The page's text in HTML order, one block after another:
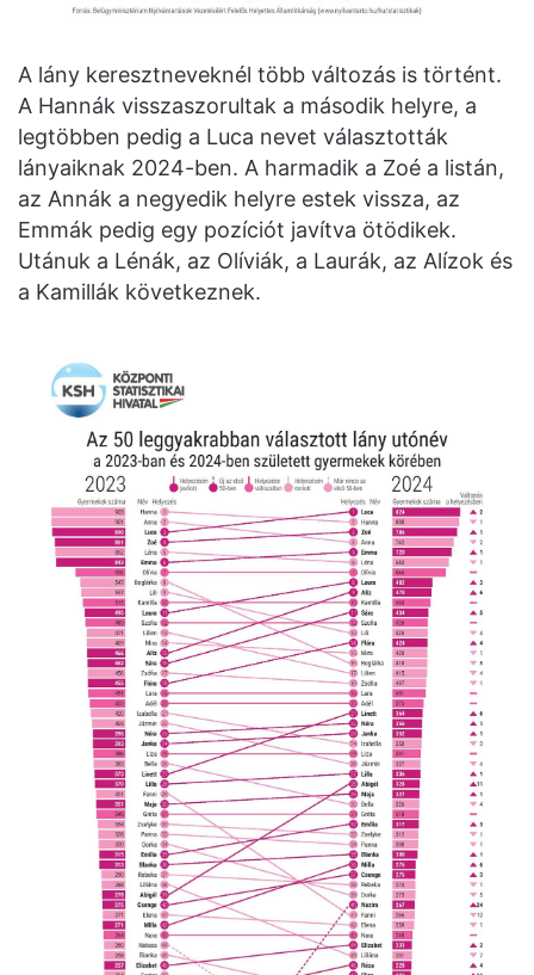
A lány keresztneveknél több változás is történt.
A Hannák visszaszorultak a második helyre, a
legtöbben pedig a Luca nevet választották
lányaiknak 2024-ben. A harmadik a Zoé a listán,
az Annák a negyedik helyre estek vissza, az
Emmák pedig egy pozíciót javítva ötödikek.
Utánuk a Lénák, az Olíviák, a Laurák, az Alízok és
a Kamillák következnek.